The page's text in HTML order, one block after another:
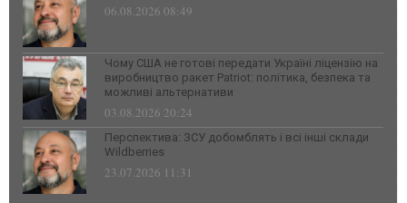
06.08.2026 08:49
Чому США не готові передати Україні ліцензію на
виробництво ракет Patriot: політика, безпека та
можливі альтернативи
03.08.2026 20:24
Перспектива: ЗСУ добомблять і всі інші склади
Wildberries
23.07.2026 11:31